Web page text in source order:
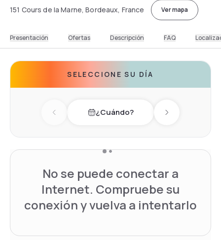
151 Cours de la Marne, Bordeaux, France Ver mapa
Presentación Ofertas Descripción FAQ
SELECCIONE SU DÍA
Previous day¿Cuándo? Next day
No se puede conectar a
Internet. Compruebe su
conexión y vuelva a intentarlo